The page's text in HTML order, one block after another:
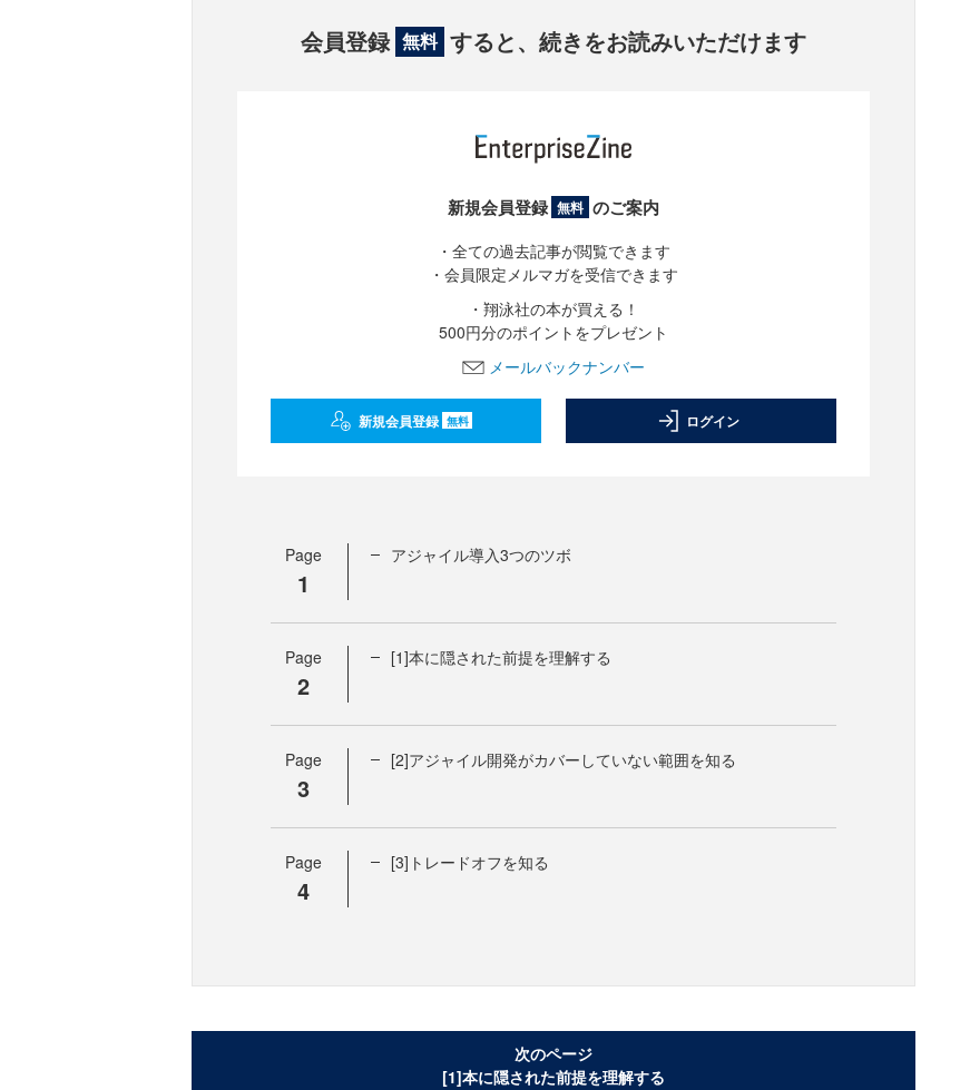
会員登録 無料 すると、続きをお読みいただけます
新規会員登録 無料 のご案内
・全ての過去記事が閲覧できます
・会員限定メルマガを受信できます
・翔泳社の本が買える！
500円分のポイントをプレゼント
メールバックナンバー
新規会員登録 無料 ログイン
Page
1
アジャイル導入3つのツボ
Page
2
[1]本に隠された前提を理解する
Page
3
[2]アジャイル開発がカバーしていない範囲を知る
Page
4
[3]トレードオフを知る
次のページ
[1]本に隠された前提を理解する